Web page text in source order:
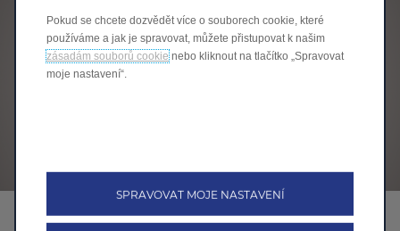
Technologie Range Extender
Pokud se chcete dozvědět více o souborech cookie, které
používáme a jak je spravovat, můžete přistupovat k našim
zásadám souborů cookienebo kliknout na tlačítko „Spravovat
moje nastavení“.
SPRAVOVAT MOJE NASTAVENÍ